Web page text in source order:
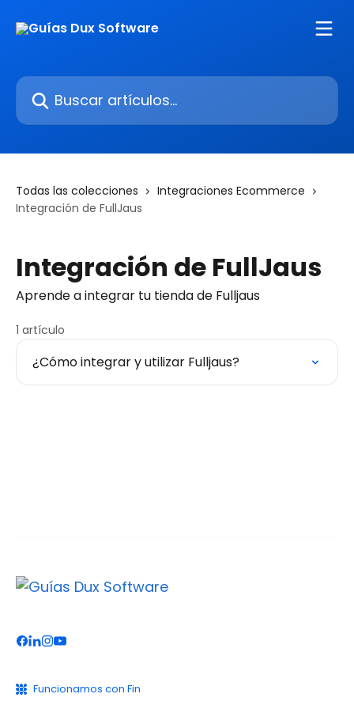
Buscar artículos...
Todas las colecciones
Integraciones Ecommerce
Integración de FullJaus
Integración de FullJaus
Aprende a integrar tu tienda de Fulljaus
1 artículo
¿Cómo integrar y utilizar Fulljaus?
Funcionamos con Fin